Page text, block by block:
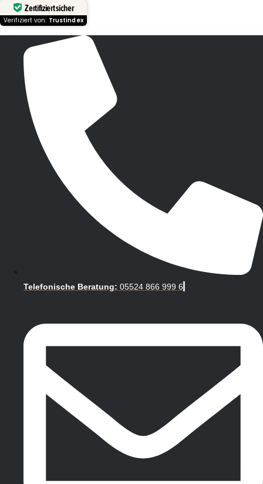
Zertifiziert sicher
Verifiziert von: Trustindex
Telefonische Beratung: 05524 866 999 6